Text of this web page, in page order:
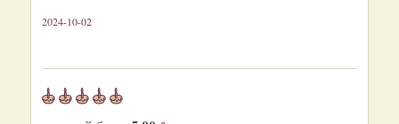
2024-10-02